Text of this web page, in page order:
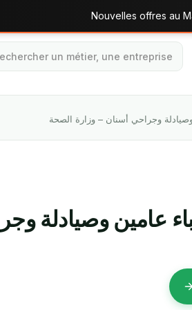
Nouvelles offres au
وجراحي أسنان – وزارة الصحة
عامين وصيادلة